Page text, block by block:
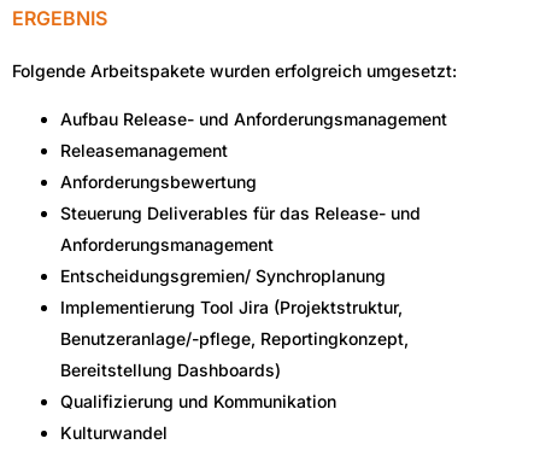
ERGEBNIS
Folgende Arbeitspakete wurden erfolgreich umgesetzt:
Aufbau Release- und Anforderungsmanagement
Releasemanagement
Anforderungsbewertung
Steuerung Deliverables für das Release- und
Anforderungsmanagement
Entscheidungsgremien/ Synchroplanung
Implementierung Tool Jira (Projektstruktur,
Benutzeranlage/-pflege, Reportingkonzept,
Bereitstellung Dashboards)
Qualifizierung und Kommunikation
Kulturwandel